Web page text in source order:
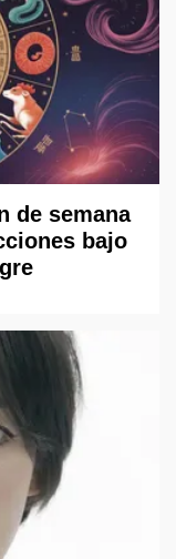
de semana
bajo